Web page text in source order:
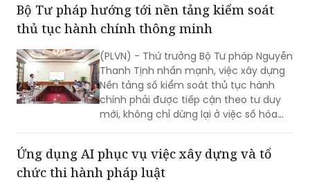
Bộ Tư pháp hướng tới nền tảng kiểm soát
thủ tục hành chính thông minh
(PLVN) - Thứ trưởng Bộ Tư pháp Nguyễn
Thanh Tịnh nhấn mạnh, việc xây dựng
Nền tảng số kiểm soát thủ tục hành
chính phải được tiếp cận theo tư duy
mới, không chỉ dừng lại ở việc số hóa
nghệ, mà phải hướng tới xây dựng một
nền tảng thực sự thông minh, chủ
Ứng dụng AI phục vụ việc xây dựng và tổ
chức thi hành pháp luật